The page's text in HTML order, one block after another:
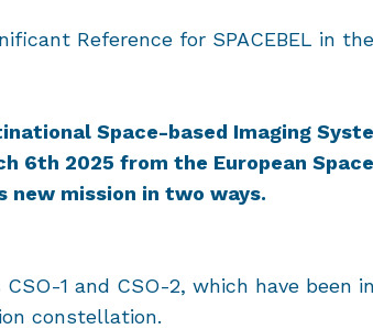
Reference for SPACEBEL in
Space-based Imaging
2025 from the European
new mission in two ways.
1 and CSO-2, which have been
constellation.